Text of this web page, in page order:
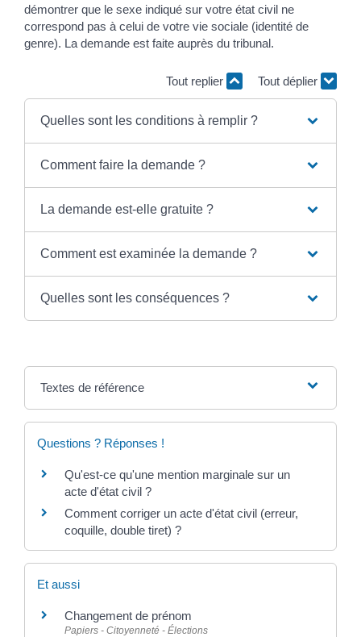
démontrer que le sexe indiqué sur votre état civil ne
correspond pas à celui de votre vie sociale (identité de
genre). La demande est faite auprès du tribunal.
Tout replier Tout déplier
Quelles sont les conditions à remplir ?
Comment faire la demande ?
La demande est-elle gratuite ?
Comment est examinée la demande ?
Quelles sont les conséquences ?
Textes de référence
Questions ? Réponses !
Qu'est-ce qu'une mention marginale sur un
acte d'état civil ?
Comment corriger un acte d'état civil (erreur,
coquille, double tiret) ?
Et aussi
Changement de prénom
Papiers - Citoyenneté - Élections